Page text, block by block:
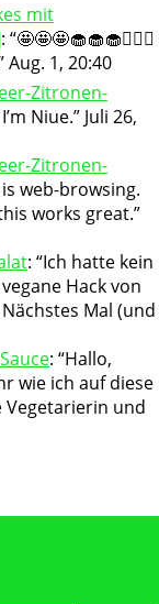
mit
: “🤩🤩🤩🧁🧁🧁🧛🏻‍♀️
Aug. 1, 20:40
Zitronen-
Niue.” Juli 26,
Zitronen-
web-browsing.
works great.”
: “Ich hatte kein
Hack von
Mal (und
: “Hallo,
wie ich auf diese
Vegetarierin und